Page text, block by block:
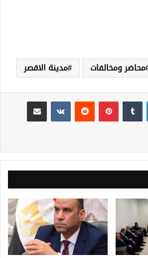
محاضر ومخالفات مدينة الاقصر
لينكدإن بينتيريست